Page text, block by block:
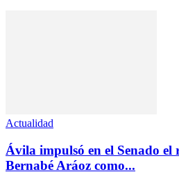
Actualidad
Ávila impulsó en el Senado el
Bernabé Aráoz como...